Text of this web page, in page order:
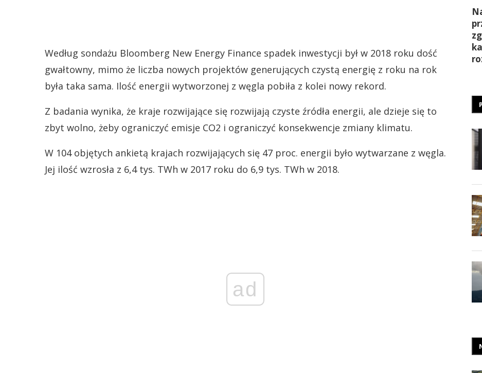
Według sondażu Bloomberg New Energy Finance spadek inwestycji był w 2018 roku dość
gwałtowny, mimo że liczba nowych projektów generujących czystą energię z roku na rok
była taka sama. Ilość energii wytworzonej z węgla pobiła z kolei nowy rekord.
Z badania wynika, że kraje rozwijające się rozwijają czyste źródła energii, ale dzieje się to
zbyt wolno, żeby ograniczyć emisje CO2 i ograniczyć konsekwencje zmiany klimatu.
W 104 objętych ankietą krajach rozwijających się 47 proc. energii było wytwarzane z węgla.
Jej ilość wzrosła z 6,4 tys. TWh w 2017 roku do 6,9 tys. TWh w 2018.
ad